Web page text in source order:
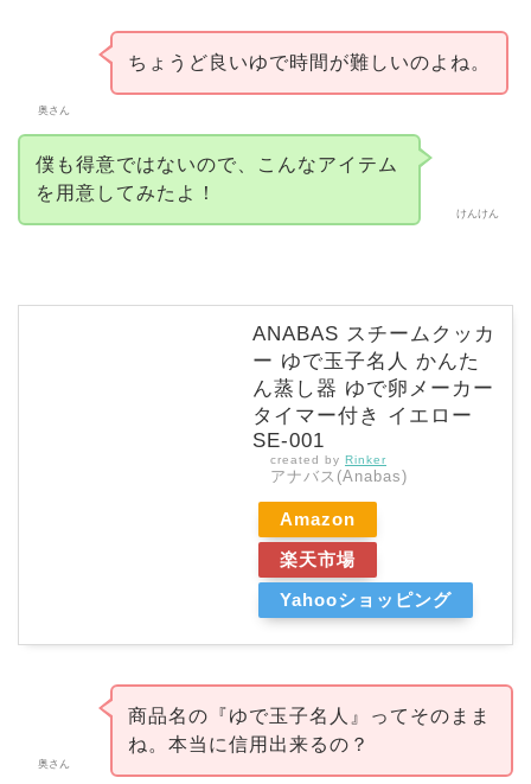
奥さん
ちょうど良いゆで時間が難しいのよね。
けんけん
僕も得意ではないので、こんなアイテム
を用意してみたよ！
ANABAS スチームクッカ
ー ゆで玉子名人 かんた
ん蒸し器 ゆで卵メーカー
タイマー付き イエロー
SE-001
created by Rinker
アナバス(Anabas)
Amazon
楽天市場
Yahooショッピング
奥さん
商品名の『ゆで玉子名人』ってそのまま
ね。本当に信用出来るの？